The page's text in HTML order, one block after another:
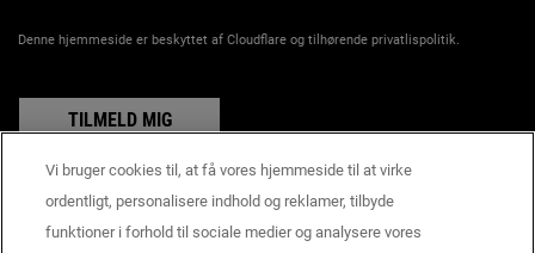
Denne hjemmeside er beskyttet af Cloudflare og tilhørende privatlispolitik.
TILMELD MIG
Producentoplysninger
Vi bruger cookies til, at få vores hjemmeside til at virke
ordentligt, personalisere indhold og reklamer, tilbyde
funktioner i forhold til sociale medier og analysere vores